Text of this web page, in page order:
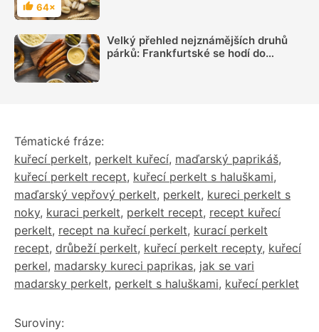
Hodnocení
64×
Velký přehled nejznámějších druhů
párků: Frankfurtské se hodí do
Tématické fráze:
kuřecí perkelt, perkelt kuřecí, maďarský paprikáš,
kuřecí perkelt recept, kuřecí perkelt s haluškami,
maďarský vepřový perkelt, perkelt, kureci perkelt s
noky, kuraci perkelt, perkelt recept, recept kuřecí
perkelt, recept na kuřecí perkelt, kurací perkelt
recept, drůbeží perkelt, kuřecí perkelt recepty, kuřecí
perkel, madarsky kureci paprikas, jak se vari
madarsky perkelt, perkelt s haluškami, kuřecí perklet
Suroviny: